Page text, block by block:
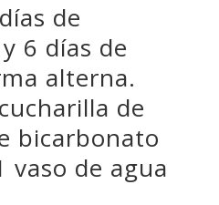
de
6 días de
alterna.
de
bicarbonato
vaso de agua